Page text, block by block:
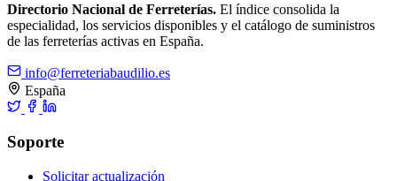
Directorio Nacional de Ferreterías. El índice consolida la
especialidad, los servicios disponibles y el catálogo de suministros
de las ferreterías activas en España.
info@ferreteriabaudilio.es
España
Soporte
Solicitar actualización